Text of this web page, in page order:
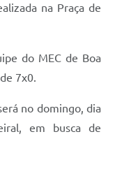
na Praça de
do MEC de Boa
7x0.
no domingo, dia
em busca de